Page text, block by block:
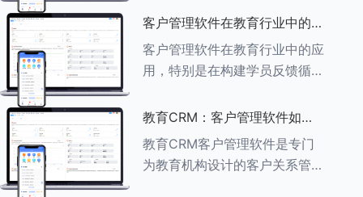
作效率及促进业务增长等多个方
面。以下是对客户管理软件在教
育机构中应用的具体探索：
###一、
客户管理软件在教育行业中的学
员反馈循环机制
客户管理软件在教育行业中的应
用，特别是在构建学员反馈循环
用。以下是对客户管理软件在教
育行业中学员反馈循环机制的详
细分析： ###一、学员反馈循
环机制
教育CRM：客户管理软件如何
助力教育机构实现可持续发展
教育CRM客户管理软件是专门
为教育机构设计的客户关系管理